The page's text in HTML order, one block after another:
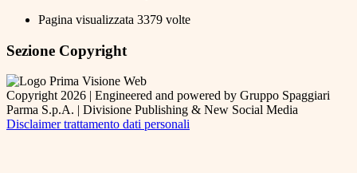
Pagina visualizzata 3379 volte
Sezione Copyright
Copyright 2026 | Engineered and powered by Gruppo Spaggiari
Parma S.p.A. | Divisione Publishing & New Social Media
Disclaimer trattamento dati personali